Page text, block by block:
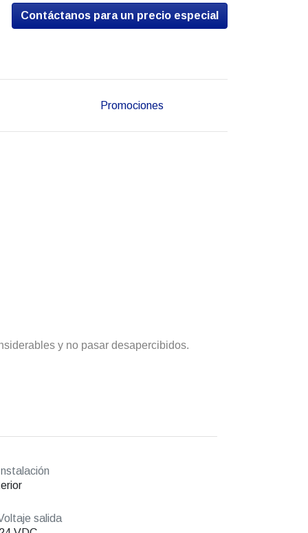
Contáctanos para un precio especial
Promociones
y no pasar desapercibidos.
Instalación
salida